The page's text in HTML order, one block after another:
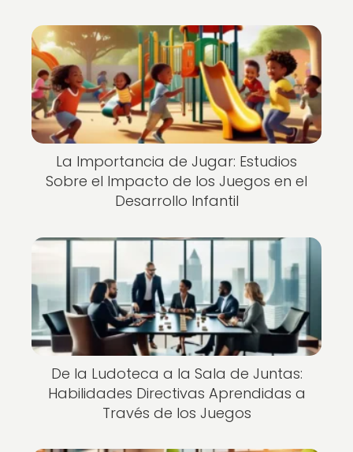
La Importancia de Jugar: Estudios
Sobre el Impacto de los Juegos en el
Desarrollo Infantil
De la Ludoteca a la Sala de Juntas:
Habilidades Directivas Aprendidas a
Través de los Juegos